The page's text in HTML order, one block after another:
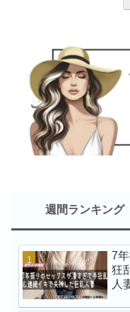
週間ランキング
7
狂
人